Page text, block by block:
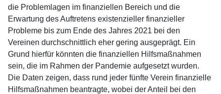
die Problemlagen im finanziellen Bereich und die
Erwartung des Auftretens existenzieller finanzieller
Probleme bis zum Ende des Jahres 2021 bei den
Vereinen durchschnittlich eher gering ausgeprägt. Ein
Grund hierfür könnten die finanziellen Hilfsmaßnahmen
sein, die im Rahmen der Pandemie aufgesetzt wurden.
Die Daten zeigen, dass rund jeder fünfte Verein finanzielle
Hilfsmaßnahmen beantragte, wobei der Anteil bei den